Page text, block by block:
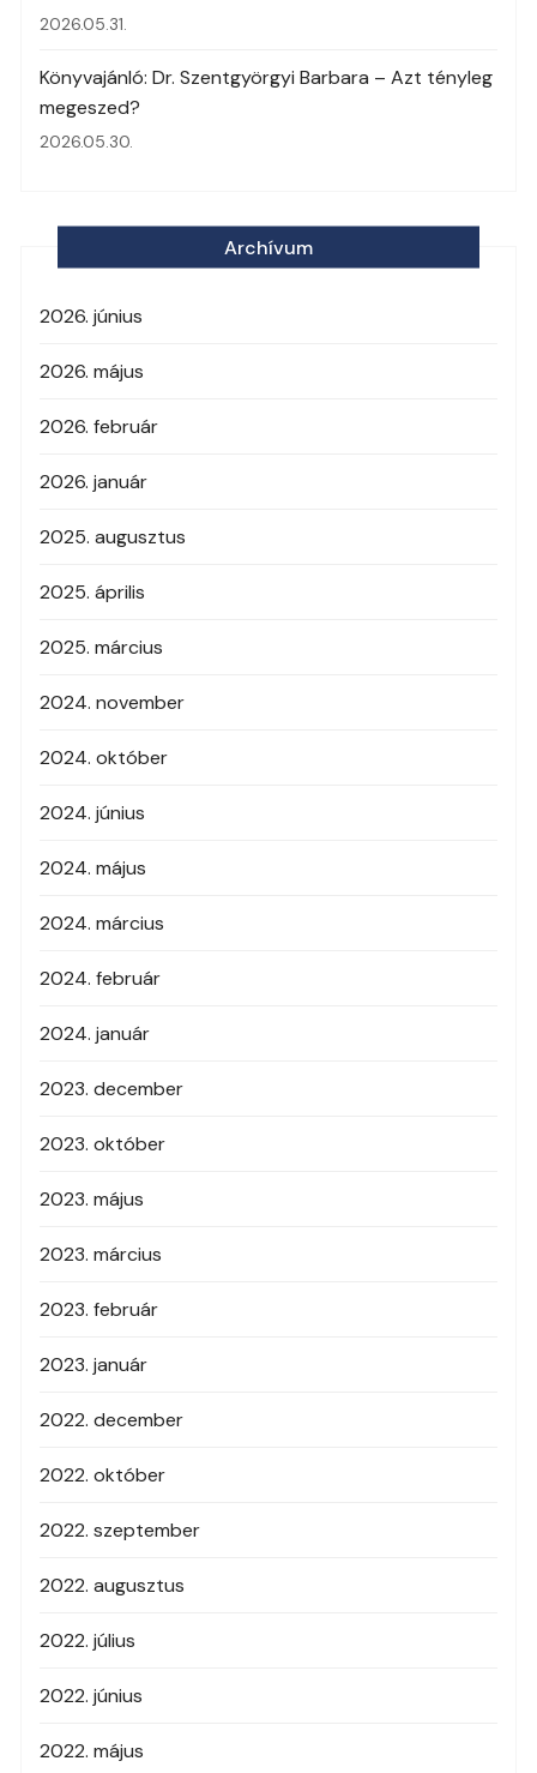
2026.05.31.
Könyvajánló: Dr. Szentgyörgyi Barbara – Azt tényleg
megeszed?
2026.05.30.
Archívum
2026. június
2026. május
2026. február
2026. január
2025. augusztus
2025. április
2025. március
2024. november
2024. október
2024. június
2024. május
2024. március
2024. február
2024. január
2023. december
2023. október
2023. május
2023. március
2023. február
2023. január
2022. december
2022. október
2022. szeptember
2022. augusztus
2022. július
2022. június
2022. május